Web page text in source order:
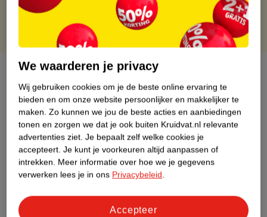
Over dit product
Productinformatie
Nature Impact Score
Dit product heeft (nog) geen Nature
Impact Score.
Meer informatie
We waarderen je privacy
Wij gebruiken cookies om je de beste online ervaring te
bieden en om onze website persoonlijker en makkelijker te
maken. Zo kunnen we jou de beste acties en aanbiedingen
tonen en zorgen we dat je ook buiten Kruidvat.nl relevante
advertenties ziet. Je bepaalt zelf welke cookies je
accepteert. Je kunt je voorkeuren altijd aanpassen of
intrekken. Meer informatie over hoe we je gegevens
verwerken lees je in ons Privacybeleid.
Accepteer